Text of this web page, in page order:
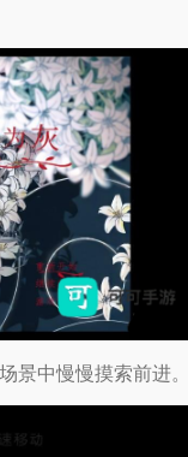
景中慢慢摸索前进